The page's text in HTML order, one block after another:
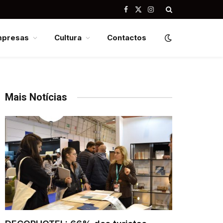
Facebook
X
Instagram
Cultura Contactos
Mais Notícias